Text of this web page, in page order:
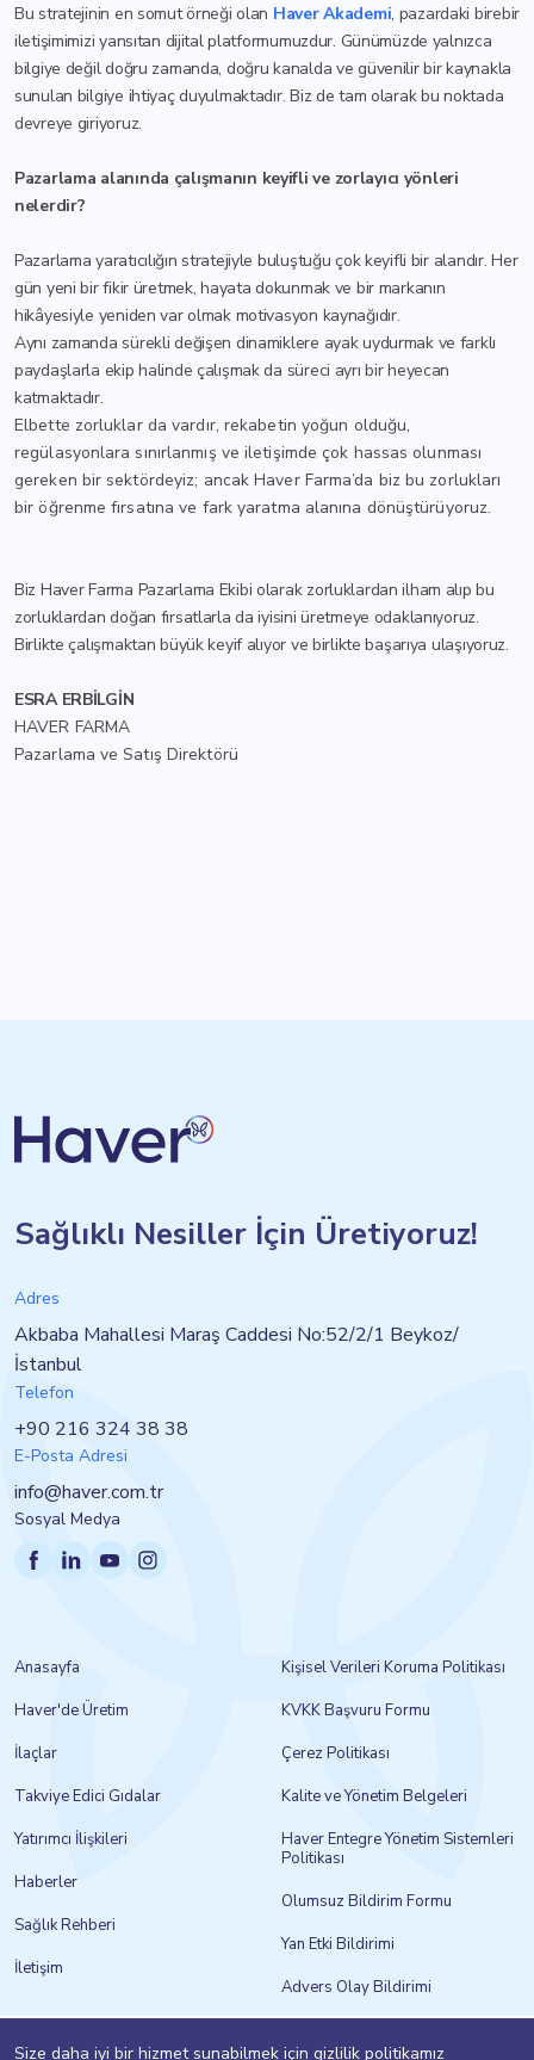
Bu stratejinin en somut örneği olan Haver Akademi, pazardaki birebir
iletişimimizi yansıtan dijital platformumuzdur. Günümüzde yalnızca
bilgiye değil doğru zamanda, doğru kanalda ve güvenilir bir kaynakla
sunulan bilgiye ihtiyaç duyulmaktadır. Biz de tam olarak bu noktada
devreye giriyoruz.
Pazarlama alanında çalışmanın keyifli ve zorlayıcı yönleri
nelerdir?
Pazarlama yaratıcılığın stratejiyle buluştuğu çok keyifli bir alandır. Her
gün yeni bir fikir üretmek, hayata dokunmak ve bir markanın
hikâyesiyle yeniden var olmak motivasyon kaynağıdır.
Aynı zamanda sürekli değişen dinamiklere ayak uydurmak ve farklı
paydaşlarla ekip halinde çalışmak da süreci ayrı bir heyecan
katmaktadır.
Elbette zorluklar da vardır, rekabetin yoğun olduğu,
regülasyonlara sınırlanmış ve iletişimde çok hassas olunması
gereken bir sektördeyiz; ancak Haver Farma’da biz bu zorlukları
bir öğrenme fırsatına ve fark yaratma alanına dönüştürüyoruz.
Biz Haver Farma Pazarlama Ekibi olarak zorluklardan ilham alıp bu
zorluklardan doğan fırsatlarla da iyisini üretmeye odaklanıyoruz.
Birlikte çalışmaktan büyük keyif alıyor ve birlikte başarıya ulaşıyoruz.
ESRA ERBİLGİN
HAVER FARMA
Pazarlama ve Satış Direktörü
Sağlıklı Nesiller İçin Üretiyoruz!
Adres
Akbaba Mahallesi Maraş Caddesi No:52/2/1 Beykoz/
İstanbul
Telefon
+90 216 324 38 38
E-Posta Adresi
info@haver.com.tr
Sosyal Medya
Anasayfa
Haver'de Üretim
İlaçlar
Takviye Edici Gıdalar
Yatırımcı İlişkileri
Haberler
Sağlık Rehberi
İletişim
Kişisel Verileri Koruma Politikası
KVKK Başvuru Formu
Çerez Politikası
Kalite ve Yönetim Belgeleri
Haver Entegre Yönetim Sistemleri
Politikası
Olumsuz Bildirim Formu
Yan Etki Bildirimi
Advers Olay Bildirimi
Size daha iyi bir hizmet sunabilmek için gizlilik politikamız